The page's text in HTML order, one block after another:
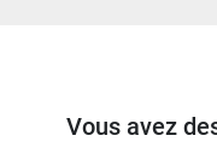
Vous avez